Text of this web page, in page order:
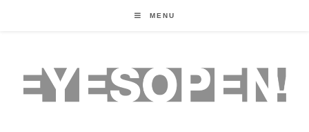
MENU